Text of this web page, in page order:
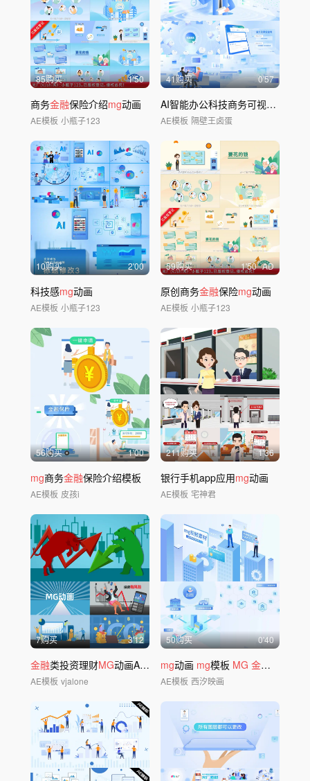
85购买 1'50
商务金融保险介绍mg动画
AE模板 小瓶子123
41购买 0'57
AI智能办公科技商务可视化数据
AE模板 隔壁王卤蛋
10购买 2'00
科技感mg动画
AE模板 小瓶子123
59购买 1'50 AD
原创商务金融保险mg动画
AE模板 小瓶子123
56购买 1'00
mg商务金融保险介绍模板
AE模板 皮孩i
211购买 1'36
银行手机app应用mg动画
AE模板 宅神君
7购买 3'12
金融类投资理财MG动画AE模板
AE模板 vjalone
50购买 0'40
mg动画 mg模板 MG 金融mg
AE模板 西汐映画